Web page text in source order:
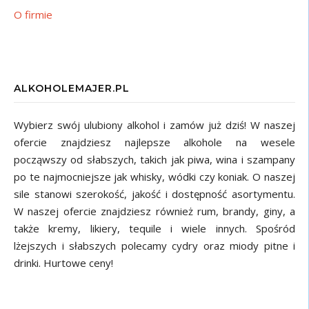
O firmie
ALKOHOLEMAJER.PL
Wybierz swój ulubiony alkohol i zamów już dziś! W naszej
ofercie znajdziesz najlepsze alkohole na wesele
począwszy od słabszych, takich jak piwa, wina i szampany
po te najmocniejsze jak whisky, wódki czy koniak. O naszej
sile stanowi szerokość, jakość i dostępność asortymentu.
W naszej ofercie znajdziesz również rum, brandy, giny, a
także kremy, likiery, tequile i wiele innych. Spośród
lżejszych i słabszych polecamy cydry oraz miody pitne i
drinki. Hurtowe ceny!